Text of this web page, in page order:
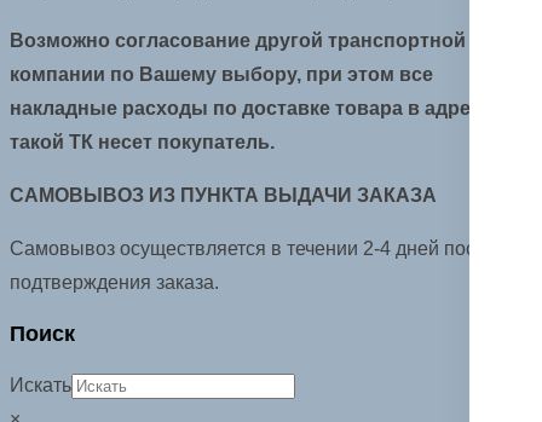
Возможно согласование другой транспортной
компании по Вашему выбору, при этом все
накладные расходы по доставке товара в адрес
такой ТК несет покупатель.
САМОВЫВОЗ ИЗ ПУНКТА ВЫДАЧИ ЗАКАЗА
Самовывоз осуществляется в течении 2-4 дней после
подтверждения заказа.
Поиск
Искать